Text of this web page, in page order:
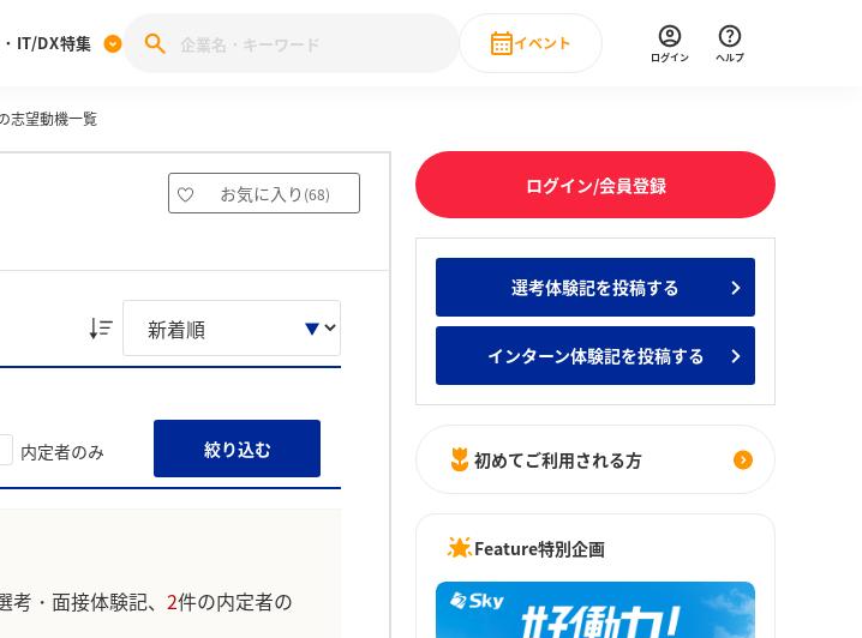
験記投稿キャンペーン
就職ブランド調査
みんなの新卒就職人気企業ランキング みんなのインターン人気企業ランキ
IT/DX特集
28卒 IT・DX現場社員インタビュー
イベント
直近のイベント一覧
ログイン ヘルプ
志望動機一覧
お気に入り (68)
内定者のみ 絞り込む
考・面接体験記、 2件の内定者の
ログイン/会員登録
選考体験記を投稿する
インターン体験記を投稿する
初めてご利用される方
Feature特別企画